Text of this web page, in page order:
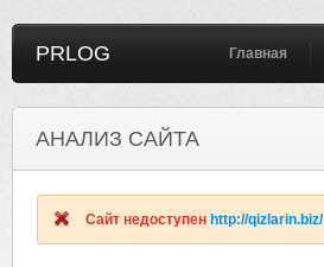
PRLOG Главная
АНАЛИЗ САЙТА
Сайт недоступен http://qizlarin.biz/